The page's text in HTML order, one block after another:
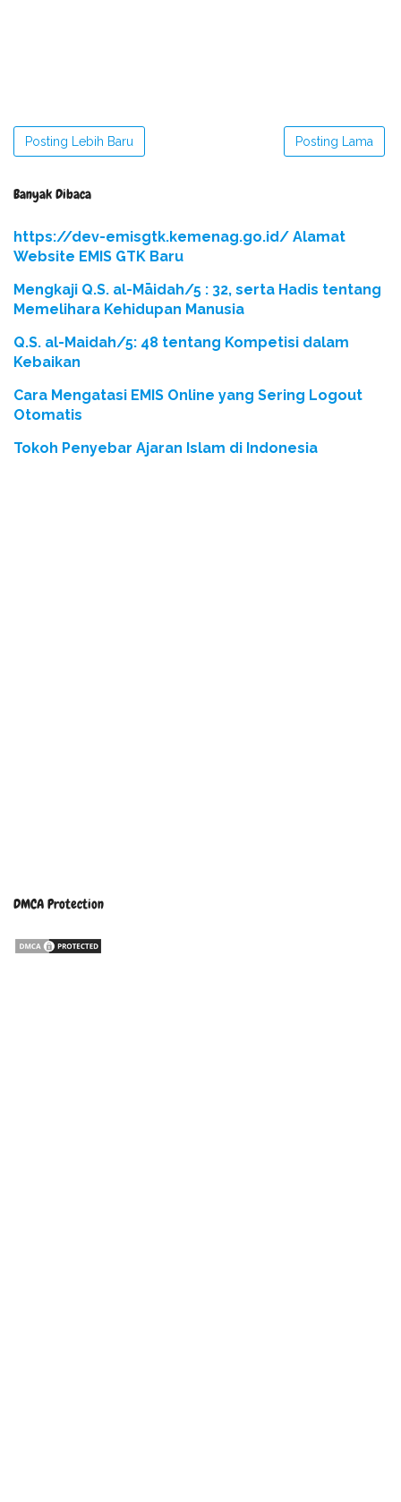
Posting Lebih Baru Posting Lama
Banyak Dibaca
https://dev-emisgtk.kemenag.go.id/ Alamat
Website EMIS GTK Baru
Mengkaji Q.S. al-Māidah/5 : 32, serta Hadis tentang
Memelihara Kehidupan Manusia
Q.S. al-Maidah/5: 48 tentang Kompetisi dalam
Kebaikan
Cara Mengatasi EMIS Online yang Sering Logout
Otomatis
Tokoh Penyebar Ajaran Islam di Indonesia
DMCA Protection